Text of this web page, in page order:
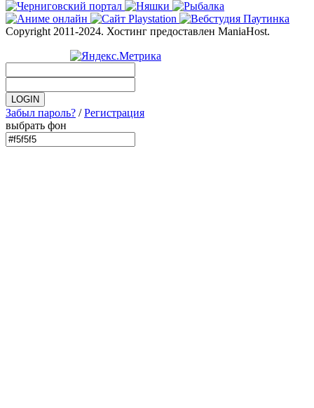
Copyright 2011-2024. Хостинг предоставлен ManiaHost.
Забыл пароль? /Регистрация
выбрать фон